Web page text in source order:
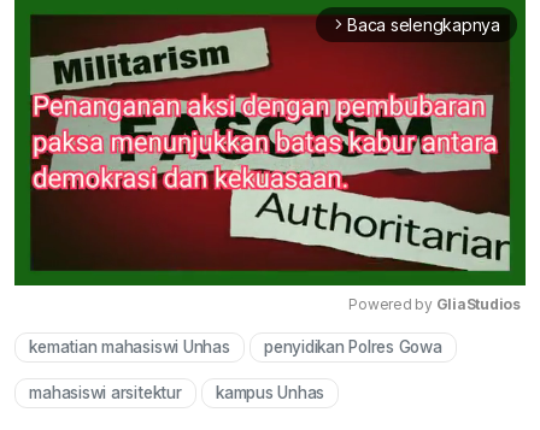
arrow_forward_ios Baca selengkapnya
Mute
Powered by GliaStudios
kematian mahasiswi Unhas penyidikan Polres Gowa
mahasiswi arsitektur kampus Unhas